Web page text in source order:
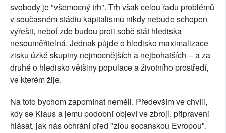
svobody je "všemocný trh". Trh však celou řadu problémů
v současném stádiu kapitalismu nikdy nebude schopen
vyřešit, neboť zde budou proti sobě stát hlediska
nesouměřitelná. Jednak půjde o hledisko maximalizace
zisku úzké skupiny nejmocnějších a nejbohatších -- a za
druhé o hledisko většiny populace a životního prostředí,
ve kterém žije.
Na toto bychom zapomínat neměli. Především ve chvíli,
kdy se Klaus a jemu podobní objeví ve zbroji, připraveni
hlásat, jak nás ochrání před "zlou socanskou Evropou".